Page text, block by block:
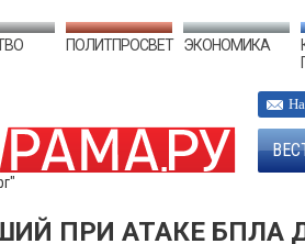
ПОЛИТПРОСВЕТ ЭКОНОМИКА
ПРИ АТАКЕ БПЛА